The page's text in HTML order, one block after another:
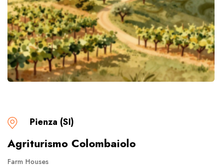
Pienza (SI)
Agriturismo Colombaiolo
Farm Houses